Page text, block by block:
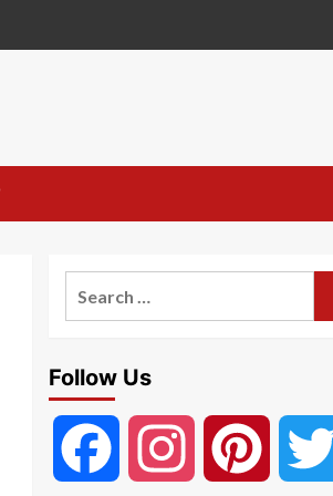
Follow Us
Facebook Instagram Pinterest